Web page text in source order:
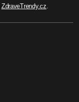
ZdraveTrendy.cz